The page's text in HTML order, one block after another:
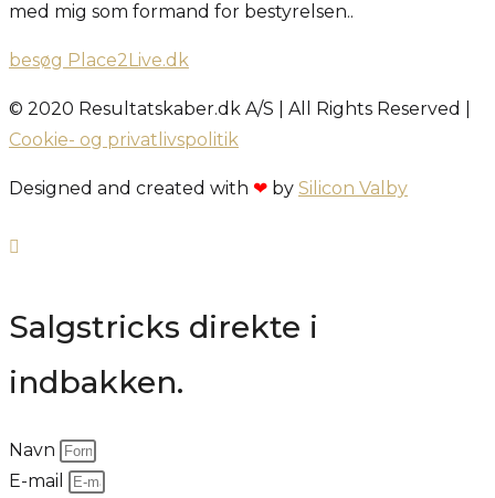
med mig som formand for bestyrelsen..
besøg Place2Live.dk
© 2020 Resultatskaber.dk A/S | All Rights Reserved |
Cookie- og privatlivspolitik
Designed and created with ❤ by Silicon Valby
Salgstricks direkte i
indbakken.
Navn
E-mail